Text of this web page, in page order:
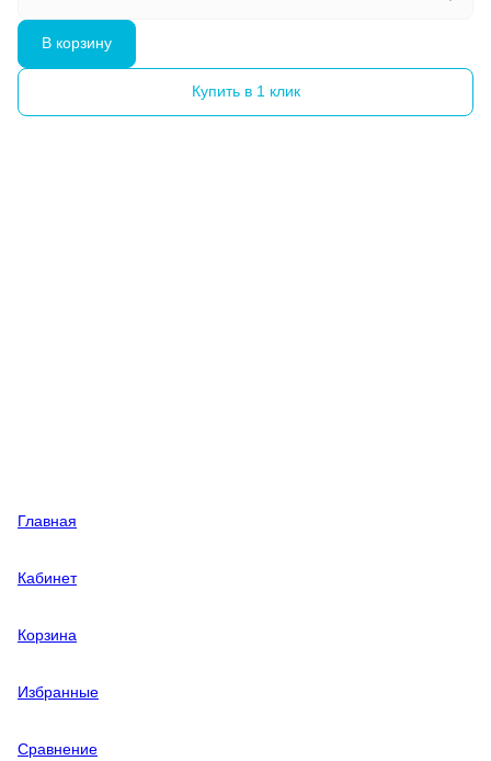
В корзину
Купить в 1 клик
Главная
Кабинет
Корзина
Избранные
Сравнение